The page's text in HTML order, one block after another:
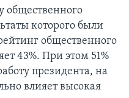
общественного
которого были
общественного
43%. При этом 51%
президента, на
влияет высокая